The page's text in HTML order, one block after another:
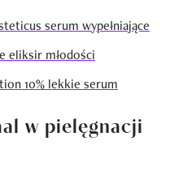
serum wypełniające
eliksir młodości
10% lekkie serum
w pielęgnacji